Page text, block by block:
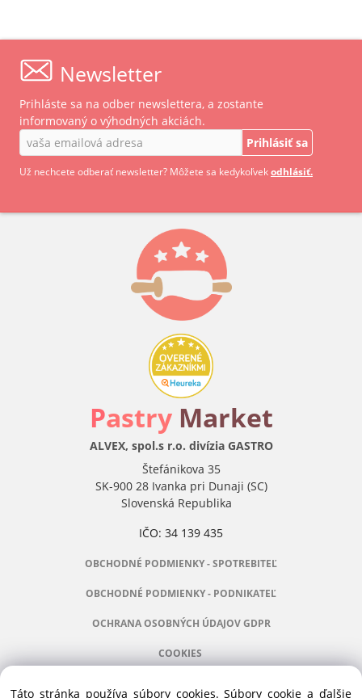
Newsletter
Prihláste sa na odber newslettera, a zostante
informovaný o výhodných akciách.
Prihlásiť sa
Už nechcete odberať newsletter? Môžete sa kedykoľvekodhlásiť.
Pastry Market
ALVEX, spol.s r.o. divízia GASTRO
Štefánikova 35
SK-900 28 Ivanka pri Dunaji (SC)
Slovenská Republika
IČO: 34 139 435
OBCHODNÉ PODMIENKY - SPOTREBITEĽ
OBCHODNÉ PODMIENKY - PODNIKATEĽ
OCHRANA OSOBNÝCH ÚDAJOV GDPR
COOKIES
Táto stránka používa súbory cookies. Súbory cookie a ďalšie